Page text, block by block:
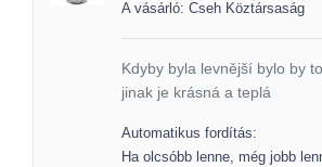
A vásárló: Cseh Köztársaság
Kdyby byla levnější bylo by
jinak je krásná a teplá
Automatikus fordítás:
Ha olcsóbb lenne, még jobb